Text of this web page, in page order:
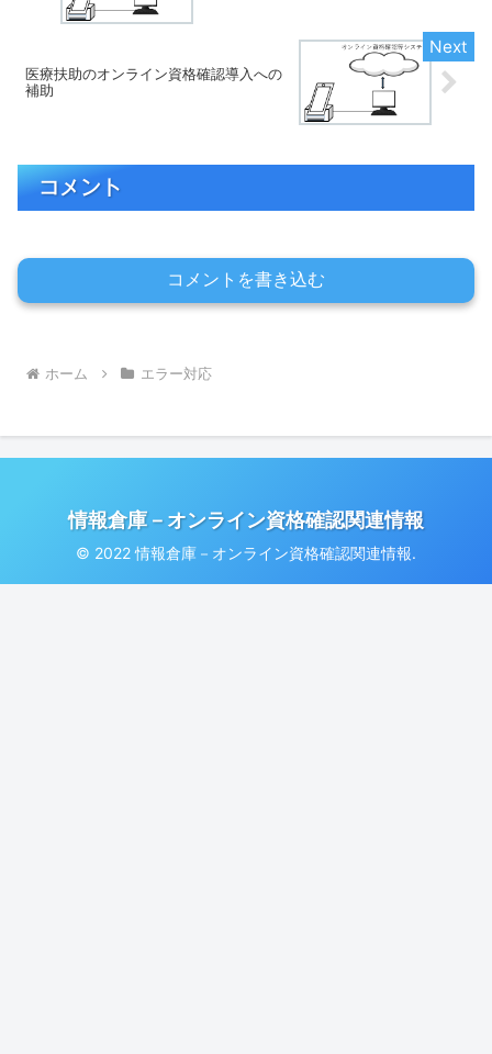
医療扶助のオンライン資格確認導入への
補助
コメント
コメントを書き込む
ホーム エラー対応
情報倉庫－オンライン資格確認関連情報
© 2022 情報倉庫－オンライン資格確認関連情報.